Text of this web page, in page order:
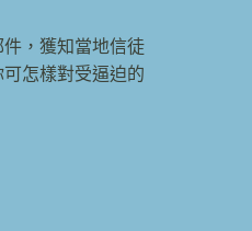
，獲知當地信徒
怎樣對受逼迫的